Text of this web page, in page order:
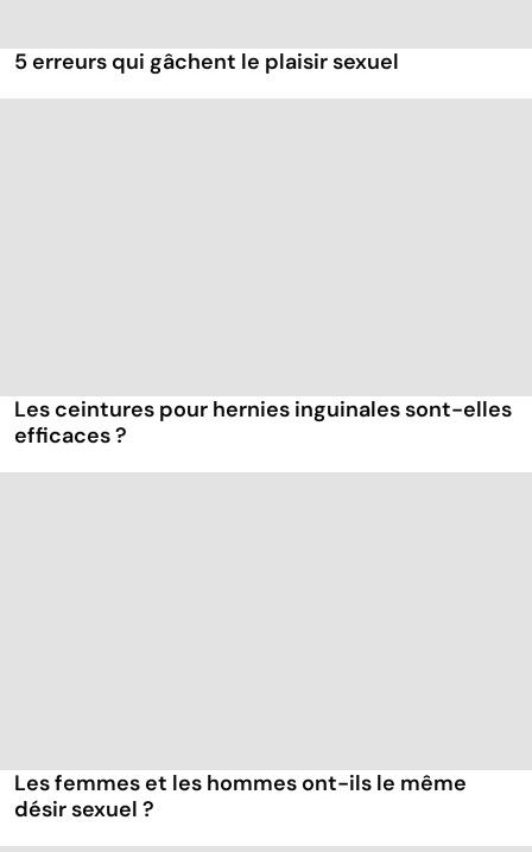
5 erreurs qui gâchent le plaisir sexuel
Les ceintures pour hernies inguinales sont-elles
efficaces ?
Les femmes et les hommes ont-ils le même
désir sexuel ?